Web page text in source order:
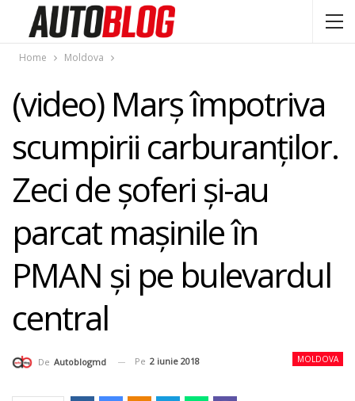
Home Moldova
(video) Marş împotriva
scumpirii carburanţilor.
Zeci de şoferi şi-au
parcat maşinile în
PMAN şi pe bulevardul
central
MOLDOVA
De Autoblogmd Pe 2 iunie 2018